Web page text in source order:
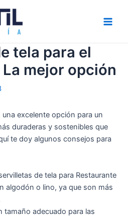
tela para el
mejor opción
una excelente opción para un
duraderas y sostenibles que
te doy algunos consejos para
de tela para Restaurante
algodón o lino, ya que son más
tamaño adecuado para las